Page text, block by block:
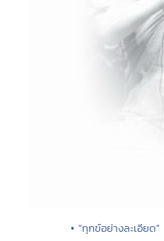
• "ทุกข์อย่างละเอียด